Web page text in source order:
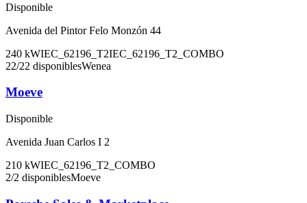
Disponible
Avenida del Pintor Felo Monzón 44
240 kWIEC_62196_T2IEC_62196_T2_COMBO
22/22 disponiblesWenea
Moeve
Disponible
Avenida Juan Carlos I 2
210 kWIEC_62196_T2_COMBO
2/2 disponiblesMoeve